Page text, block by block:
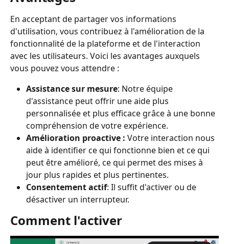
En acceptant de partager vos informations
d'utilisation, vous contribuez à l'amélioration de la
fonctionnalité de la plateforme et de l'interaction
avec les utilisateurs. Voici les avantages auxquels
vous pouvez vous attendre :
Assistance sur mesure: Notre équipe
d'assistance peut offrir une aide plus
personnalisée et plus efficace grâce à une bonne
compréhension de votre expérience.
Amélioration proactive : Votre interaction nous
aide à identifier ce qui fonctionne bien et ce qui
peut être amélioré, ce qui permet des mises à
jour plus rapides et plus pertinentes.
Consentement actif: Il suffit d'activer ou de
désactiver un interrupteur.
Comment l'activer